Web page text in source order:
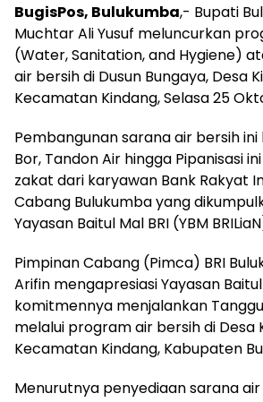
BugisPos, Bulukumba,- Bupati
Muchtar Ali Yusuf meluncurkan
(Water, Sanitation, and Hygiene)
air bersih di Dusun Bungaya, Desa
Kecamatan Kindang, Selasa 25
Pembangunan sarana air bersih
Bor, Tandon Air hingga Pipanisasi
zakat dari karyawan Bank Rakyat
Cabang Bulukumba yang
Yayasan Baitul Mal BRI (YBM
Pimpinan Cabang (Pimca) BRI
Arifin mengapresiasi Yayasan
komitmennya menjalankan
melalui program air bersih di Desa
Kecamatan Kindang, Kabupaten
Menurutnya penyediaan sarana